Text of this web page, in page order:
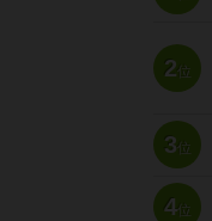
2位
3位
4位